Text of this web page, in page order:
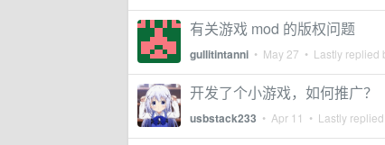
有关游戏 mod 的版权问题
gullitintanni • May 27 • Lastly replied
开发了个小游戏，如何推广？
usbstack233 • Apr 11 • Lastly